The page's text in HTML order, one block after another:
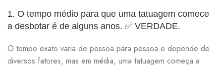
1. O tempo médio para que uma tatuagem comece
a desbotar é de alguns anos. ✅ VERDADE.
O tempo exato varia de pessoa para pessoa e depende de
diversos fatores, mas em média, uma tatuagem começa a